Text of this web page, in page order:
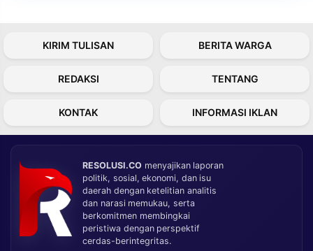
KIRIM TULISAN BERITA WARGA
REDAKSI TENTANG
KONTAK INFORMASI IKLAN
RESOLUSI.CO menyajikan laporan
politik, sosial, ekonomi, dan isu
daerah dengan ketelitian analitis
dan narasi memukau, serta
berkomitmen membingkai
peristiwa dengan perspektif
cerdas-berintegritas.